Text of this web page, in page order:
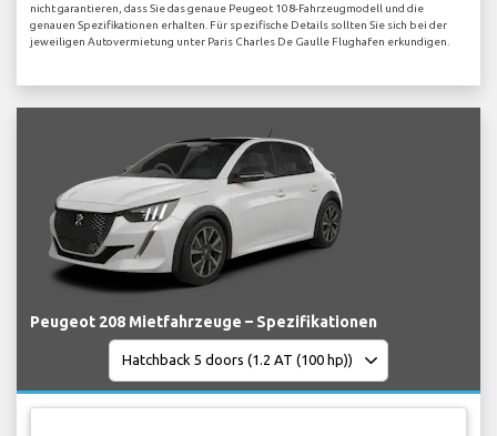
nicht garantieren, dass Sie das genaue Peugeot 108-Fahrzeugmodell und die
genauen Spezifikationen erhalten. Für spezifische Details sollten Sie sich bei der
jeweiligen Autovermietung unter Paris Charles De Gaulle Flughafen erkundigen.
Peugeot 208 Mietfahrzeuge – Spezifikationen